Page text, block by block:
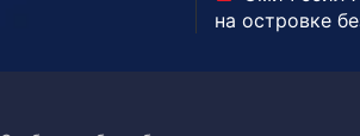
на островке